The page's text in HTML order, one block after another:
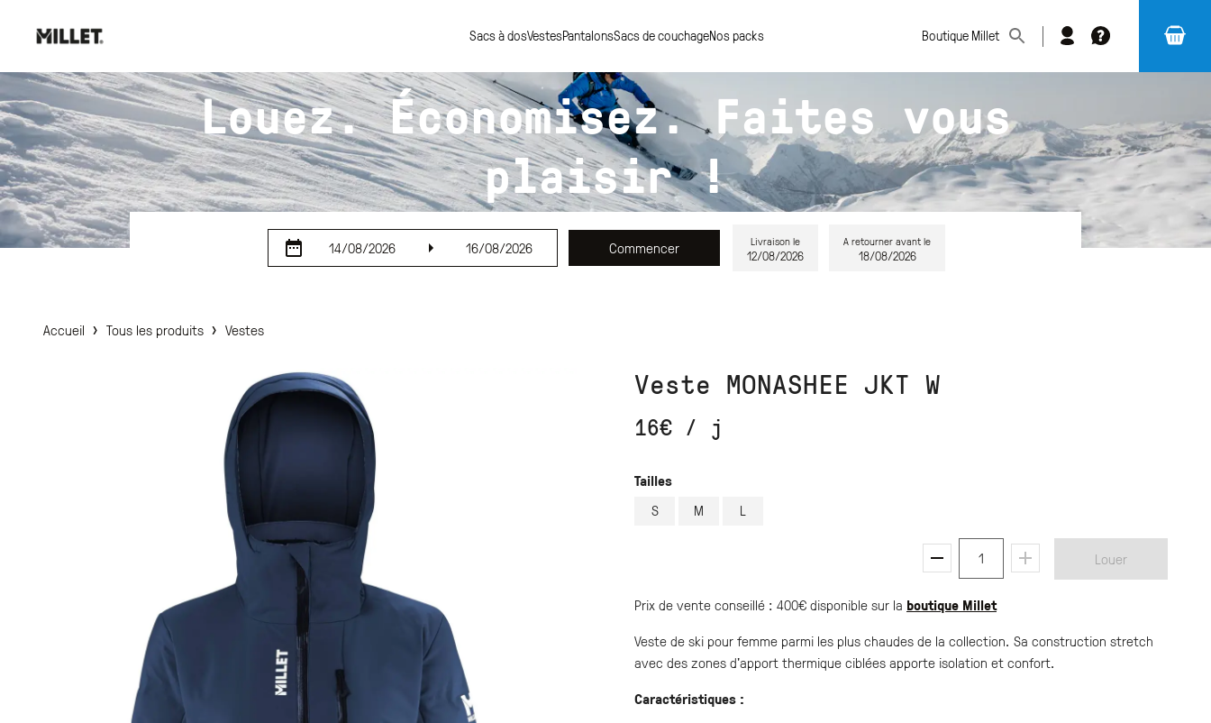
Sacs à dosVestesPantalonsSacs de couchageNos packs Boutique Millet
Changer
de
FAQ
Louez. Économisez. Faites vous
plaisir !
14/08/2026 16/08/2026 Commencer Livraison le
12/08/2026
A retourner avant le
18/08/2026
Accueil › Tous les produits › Vestes
Veste MONASHEE JKT W
16€ / j
Tailles
S
M L
1 Louer
Prix de vente conseillé : 400€ disponible sur la boutique Millet
Veste de ski pour femme parmi les plus chaudes de la collection. Sa construction stretch
avec des zones d'apport thermique ciblées apporte isolation et confort.
Caractéristiques :